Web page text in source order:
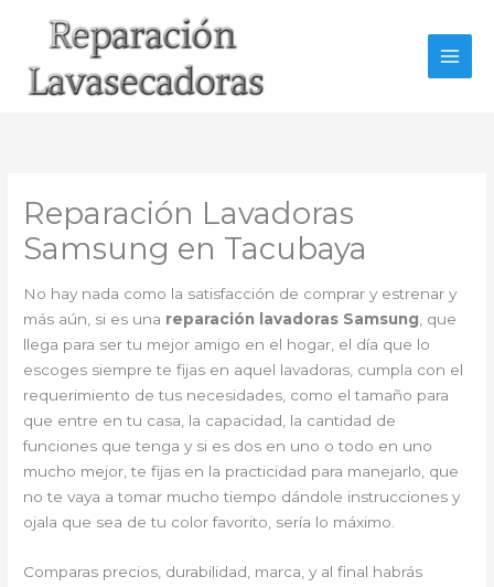
Reparación Lavadoras
Samsung en Tacubaya
No hay nada como la satisfacción de comprar y estrenar y
más aún, si es una reparación lavadoras Samsung, que
llega para ser tu mejor amigo en el hogar, el día que lo
escoges siempre te fijas en aquel lavadoras, cumpla con el
requerimiento de tus necesidades, como el tamaño para
que entre en tu casa, la capacidad, la cantidad de
funciones que tenga y si es dos en uno o todo en uno
mucho mejor, te fijas en la practicidad para manejarlo, que
no te vaya a tomar mucho tiempo dándole instrucciones y
ojala que sea de tu color favorito, sería lo máximo.
Comparas precios, durabilidad, marca, y al final habrás